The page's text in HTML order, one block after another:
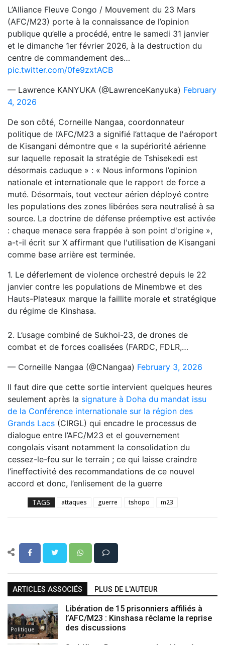
L’Alliance Fleuve Congo / Mouvement du 23 Mars
(AFC/M23) porte à la connaissance de l’opinion
publique qu’elle a procédé, entre le samedi 31 janvier
et le dimanche 1er février 2026, à la destruction du
centre de commandement des…
pic.twitter.com/0fe9zxtACB
— Lawrence KANYUKA (@LawrenceKanyuka) February
4, 2026
De son côté, Corneille Nangaa, coordonnateur
politique de l’AFC/M23 a signifié l’attaque de l'aéroport
de Kisangani démontre que « la supériorité aérienne
sur laquelle reposait la stratégie de Tshisekedi est
désormais caduque » : « Nous informons l’opinion
nationale et internationale que le rapport de force a
muté. Désormais, tout vecteur aérien déployé contre
les populations des zones libérées sera neutralisé à sa
source. La doctrine de défense préemptive est activée
: chaque menace sera frappée à son point d'origine »,
a-t-il écrit sur X affirmant que l'utilisation de Kisangani
comme base arrière est terminée.
1. Le déferlement de violence orchestré depuis le 22
janvier contre les populations de Minembwe et des
Hauts-Plateaux marque la faillite morale et stratégique
du régime de Kinshasa.
2. L’usage combiné de Sukhoi-23, de drones de
combat et de forces coalisées (FARDC, FDLR,…
— Corneille Nangaa (@CNangaa) February 3, 2026
Il faut dire que cette sortie intervient quelques heures
seulement après la signature à Doha du mandat issu
de la Conférence internationale sur la région des
Grands Lacs (CIRGL) qui encadre le processus de
dialogue entre l’AFC/M23 et el gouvernement
congolais visant notamment la consolidation du
cessez-le-feu sur le terrain ; ce qui laisse craindre
l’ineffectivité des recommandations de ce nouvel
accord et donc, l’enlisement de la guerre
TAGS attaques guerre tshopo m23
ARTICLES ASSOCIÉS PLUS DE L'AUTEUR
Politique
Libération de 15 prisonniers affiliés à
l’AFC/M23 : Kinshasa réclame la reprise
des discussions